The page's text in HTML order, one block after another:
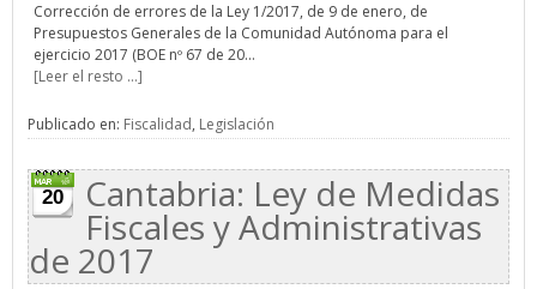
Corrección de errores de la Ley 1/2017, de 9 de enero, de
Presupuestos Generales de la Comunidad Autónoma para el
ejercicio 2017 (BOE nº 67 de 20...
[Leer el resto ...]
Publicado en: Fiscalidad, Legislación
20 Cantabria: Ley de Medidas
Fiscales y Administrativas
de 2017